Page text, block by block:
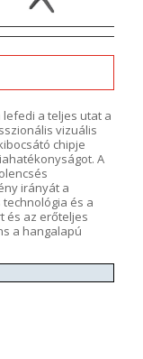
a teljes utat a
vizuális
chipje
. A
irányát a
technológia és a
és az erőteljes
a hangalapú